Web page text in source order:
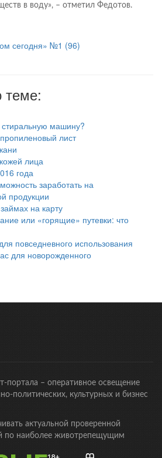
в воду», – отметил Федотов.
сегодня» №1 (96)
теме:
стиральную машину?
лист
лица
года
заработать на
продукции
на карту
или «горящие» путевки: что
повседневного использования
для новорожденного
портала – оперативное освещение
политических, культурных и бизнес
актуальной проверенной
по наиболее животрепещущим